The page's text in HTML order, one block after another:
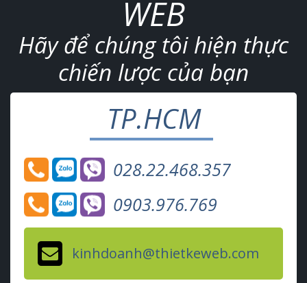
WEB
Hãy để chúng tôi hiện thực
chiến lược của bạn
TP.HCM
028.22.468.357
0903.976.769
kinhdoanh@thietkeweb.com